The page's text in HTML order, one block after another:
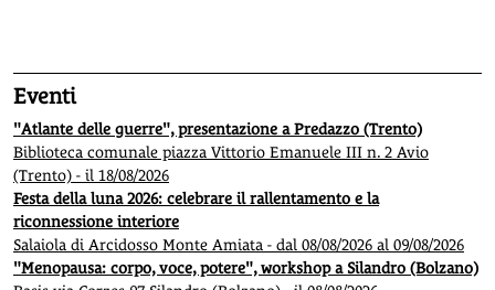
Eventi
"Atlante delle guerre", presentazione a Predazzo (Trento)
Biblioteca comunale piazza Vittorio Emanuele III n. 2 Avio
(Trento) - il 18/08/2026
Festa della luna 2026: celebrare il rallentamento e la
riconnessione interiore
Salaiola di Arcidosso Monte Amiata - dal 08/08/2026 al 09/08/2026
"Menopausa: corpo, voce, potere", workshop a Silandro (Bolzano)